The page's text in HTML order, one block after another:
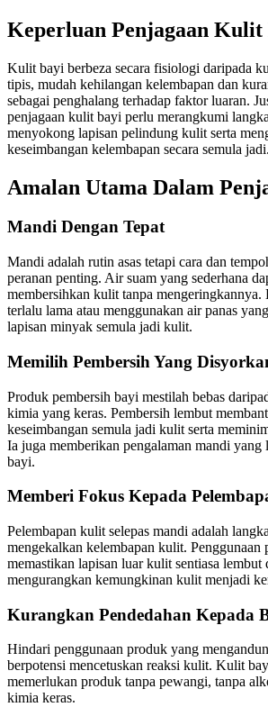
Keperluan Penjagaan Kulit
Kulit bayi berbeza secara fisiologi daripada
tipis, mudah kehilangan kelembapan dan
sebagai penghalang terhadap faktor luaran.
penjagaan kulit bayi perlu merangkumi
menyokong lapisan pelindung kulit serta
keseimbangan kelembapan secara semula jadi.
Amalan Utama Dalam
Mandi Dengan Tepat
Mandi adalah rutin asas tetapi cara dan
peranan penting. Air suam yang sederhana
membersihkan kulit tanpa
terlalu lama atau menggunakan air panas
lapisan minyak semula jadi kulit.
Memilih Pembersih Yang
Produk pembersih bayi mestilah bebas
kimia yang keras. Pembersih lembut
keseimbangan semula jadi kulit serta
Ia juga memberikan pengalaman mandi yang
bayi.
Memberi Fokus Kepada
Pelembapan kulit selepas mandi adalah
mengekalkan kelembapan kulit. Penggunaan
memastikan lapisan luar kulit sentiasa lembut
mengurangkan kemungkinan kulit menjadi
Kurangkan Pendedahan Kepada
Hindari penggunaan produk yang
berpotensi mencetuskan reaksi kulit. Kulit
memerlukan produk tanpa pewangi, tanpa
kimia keras.